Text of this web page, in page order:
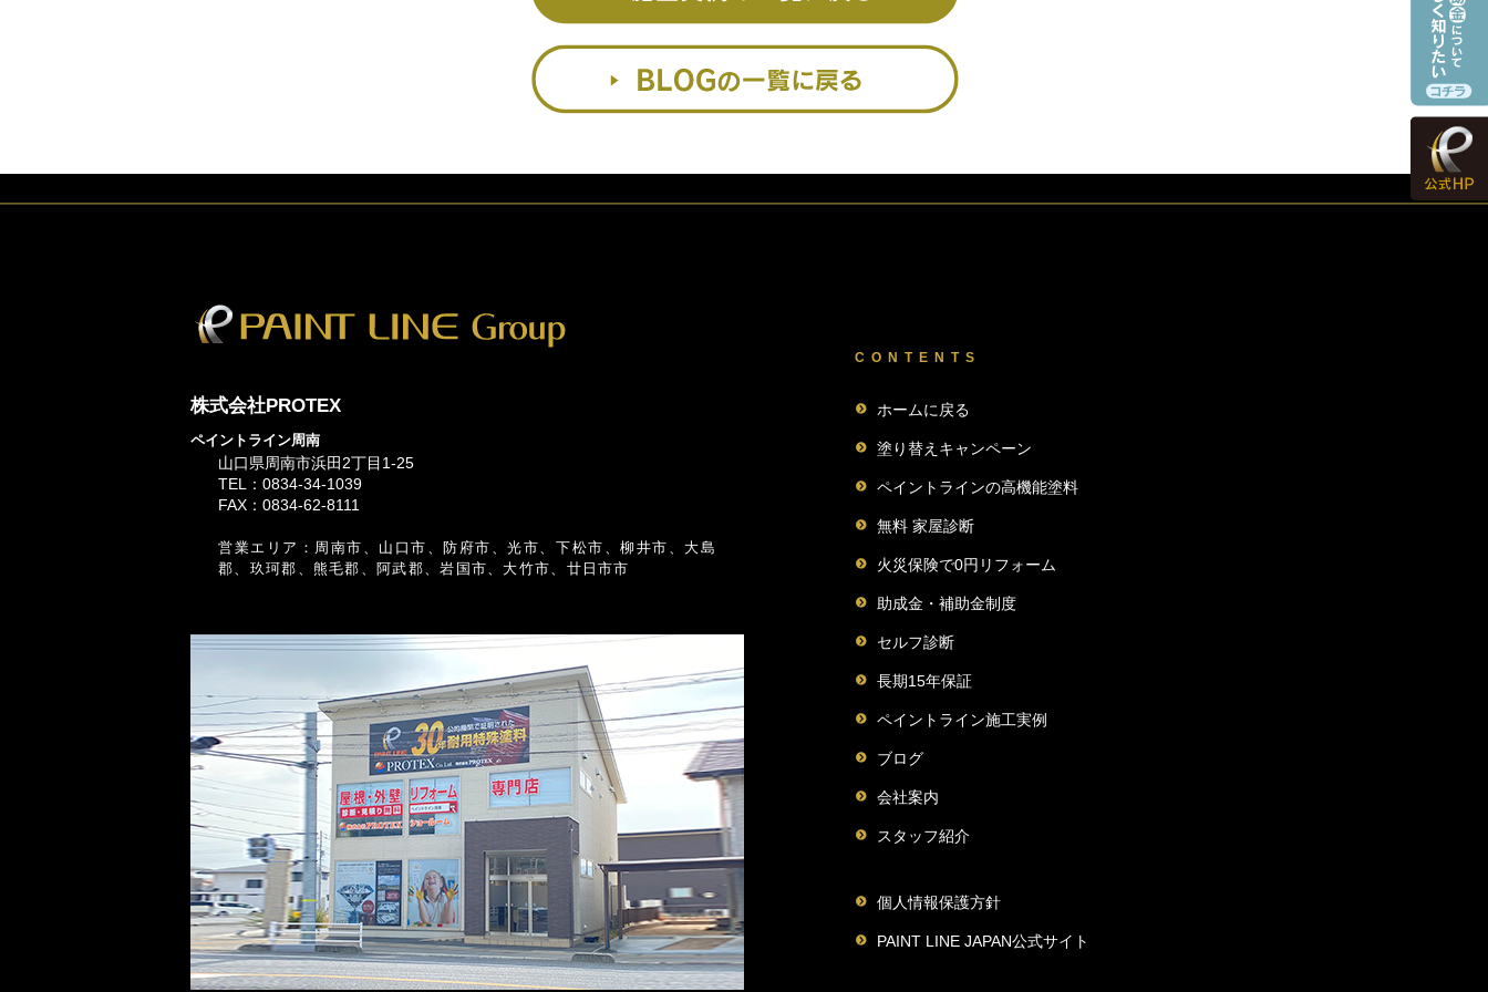
株式会社PROTEX
ペイントライン周南
山口県周南市浜田2丁目1-25
TEL：0834-34-1039
FAX：0834-62-8111
営業エリア：周南市、山口市、防府市、光市、下松市、柳井市、大島
郡、玖珂郡、熊毛郡、阿武郡、岩国市、大竹市、廿日市市
CONTENTS
ホームに戻る
塗り替えキャンペーン
ペイントラインの高機能塗料
無料 家屋診断
火災保険で0円リフォーム
助成金・補助金制度
セルフ診断
長期15年保証
ペイントライン施工実例
ブログ
会社案内
スタッフ紹介
個人情報保護方針
PAINT LINE JAPAN公式サイト